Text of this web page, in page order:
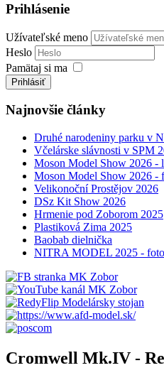
Prihlásenie
Užívateľské meno
Heslo
Pamätaj si ma
Prihlásiť
Najnovšie články
Druhé narodeniny parku v
Včelárske slávnosti v SPM
Moson Model Show 2026 -
Moson Model Show 2026 -
Velikonoční Prostějov 2026
DSz Kit Show 2026
Hrmenie pod Zoborom 2025
Plastiková Zima 2025
Baobab dielnička
NITRA MODEL 2025 -
Cromwell Mk.IV -